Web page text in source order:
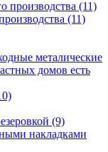
(11)
металические
домов есть
(9)
накладками